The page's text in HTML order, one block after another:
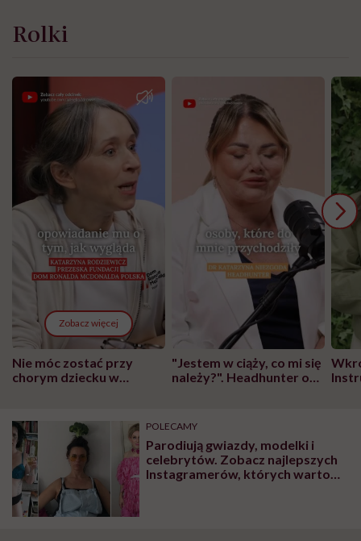
Rolki
Zobacz więcej
Nie móc zostać przy
chorym dziecku w
może chyba tylko
głupota i brak
wyobraźni"
"Jestem w ciąży, co mi się
należy?". Headhunter o
pracy
POLECAMY
Parodiują gwiazdy, modelki i
celebrytów. Zobacz najlepszych
Instagramerów, których warto